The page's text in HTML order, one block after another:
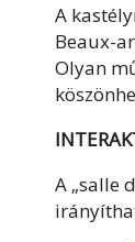
A
Beaux-
Olyan
A „salle